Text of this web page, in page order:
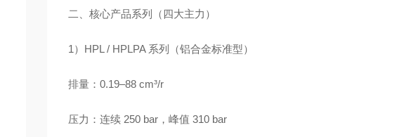
二、核心产品系列（四大主力）
1）HPL / HPLPA 系列（铝合金标准型）
排量：0.19–88 cm³/r
压力：连续 250 bar，峰值 310 bar